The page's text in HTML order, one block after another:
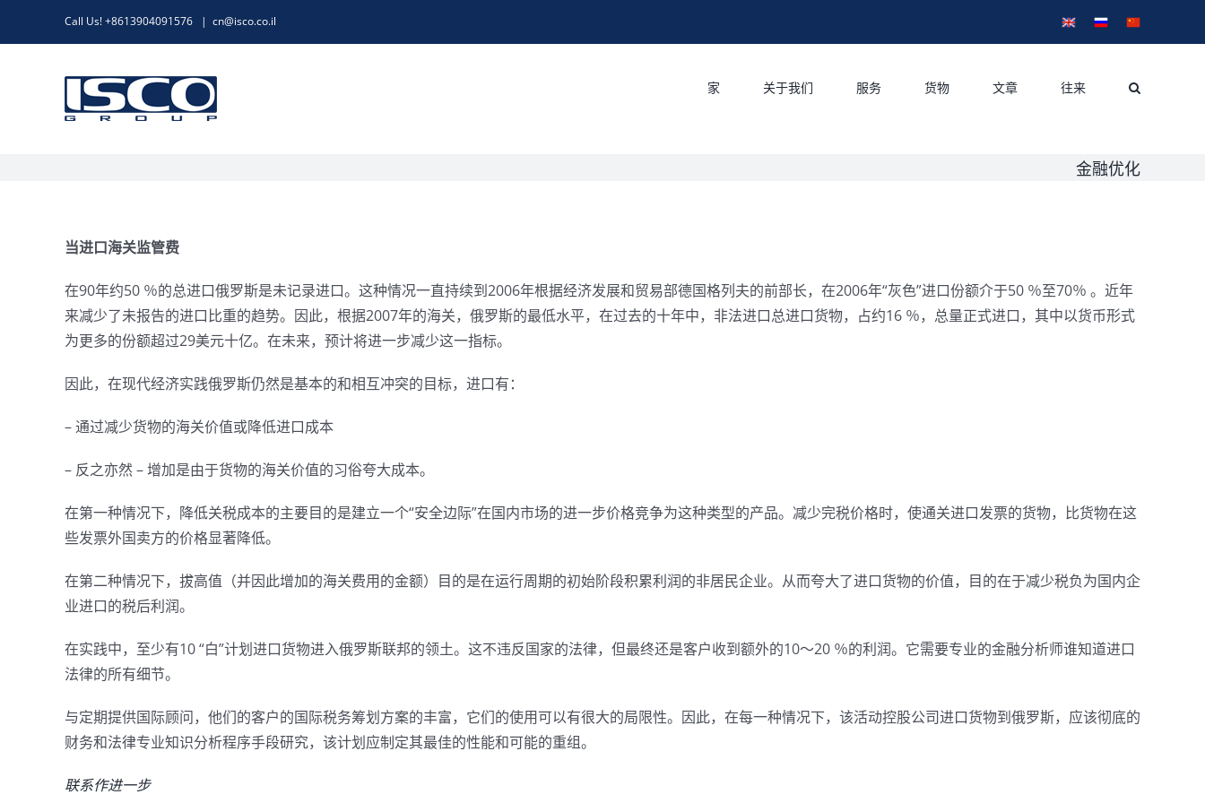
Call Us! +8613904091576 | cn@isco.co.il EnglishРусский
中
家 关于我们 服务 货物 文章 往来
金融优化
当进口海关监管费
在90年约50 ％的总进口俄罗斯是未记录进口。这种情况一直持续到2006年根据经济发展和贸易部德国格列夫的前部长，在2006年“灰色”进口份额介于50 ％至70％ 。近年
来减少了未报告的进口比重的趋势。因此，根据2007年的海关，俄罗斯的最低水平，在过去的十年中，非法进口总进口货物，占约16 ％，总量正式进口，其中以货币形式
为更多的份额超过29美元十亿。在未来，预计将进一步减少这一指标。
因此，在现代经济实践俄罗斯仍然是基本的和相互冲突的目标，进口有：
– 通过减少货物的海关价值或降低进口成本
– 反之亦然 – 增加是由于货物的海关价值的习俗夸大成本。
在第一种情况下，降低关税成本的主要目的是建立一个“安全边际”在国内市场的进一步价格竞争为这种类型的产品。减少完税价格时，使通关进口发票的货物，比货物在这
些发票外国卖方的价格显著降低。
在第二种情况下，拔高值（并因此增加的海关费用的金额）目的是在运行周期的初始阶段积累利润的非居民企业。从而夸大了进口货物的价值，目的在于减少税负为国内企
业进口的税后利润。
在实践中，至少有10 “白”计划进口货物进入俄罗斯联邦的领土。这不违反国家的法律，但最终还是客户收到额外的10〜20 ％的利润。它需要专业的金融分析师谁知道进口
法律的所有细节。
与定期提供国际顾问，他们的客户的国际税务筹划方案的丰富，它们的使用可以有很大的局限性。因此，在每一种情况下，该活动控股公司进口货物到俄罗斯，应该彻底的
财务和法律专业知识分析程序手段研究，该计划应制定其最佳的性能和可能的重组。
联系作进一步